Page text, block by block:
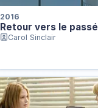
2016
Retour vers le passé
Carol Sinclair